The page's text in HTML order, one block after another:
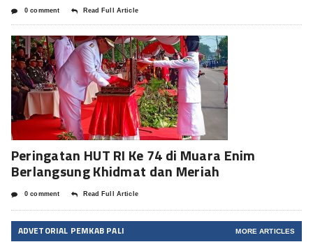
0 comment Read Full Article
Peringatan HUT RI Ke 74 di Muara Enim
Berlangsung Khidmat dan Meriah
0 comment Read Full Article
ADVETORIAL PEMKAB PALI MORE ARTICLES